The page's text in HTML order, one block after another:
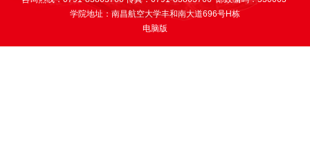
学院地址：南昌航空大学丰和南大道696号H栋
电脑版